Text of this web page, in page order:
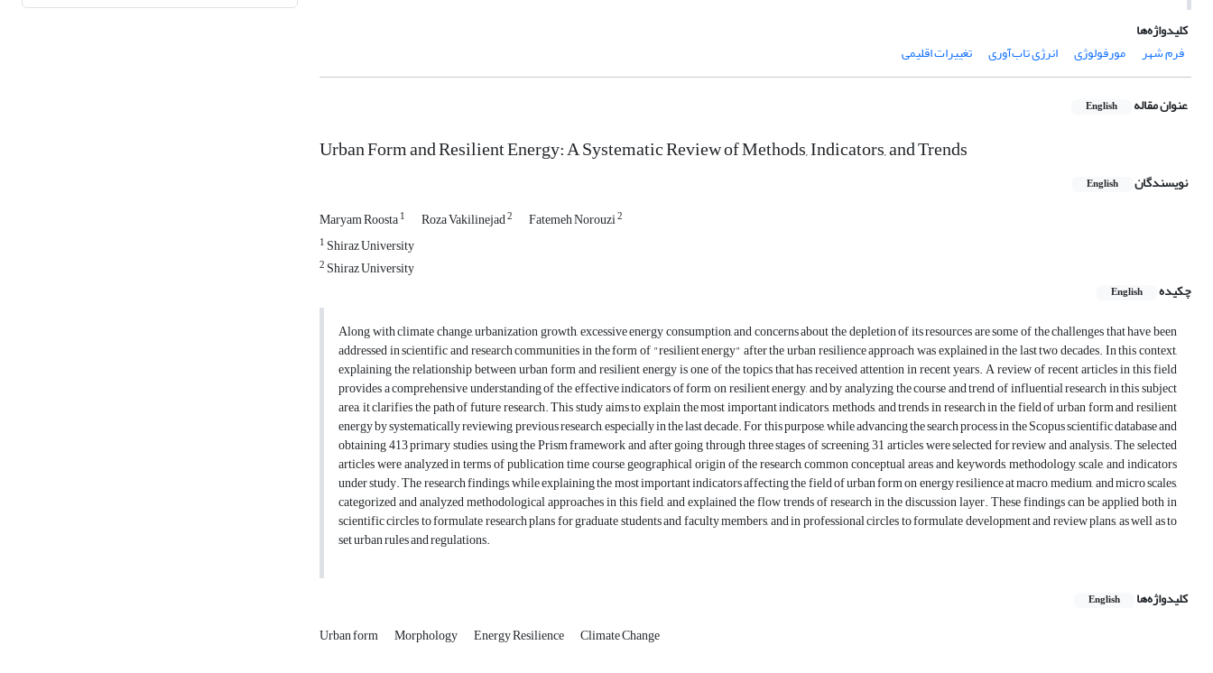
کلیدواژه‌ها
فرم شهر
مورفولوژی انرژی تاب‌آوری تغییرات اقلیمی
عنوان مقاله English
Urban Form and Resilient Energy: A Systematic Review of Methods, Indicators, and Trends
نویسندگان English
Maryam Roosta1 Roza Vakilinejad2 Fatemeh Norouzi2
1 Shiraz University
2 Shiraz University
چکیده
English
Along with climate change, urbanization growth, excessive energy consumption, and concerns about the depletion of its resources are some of the challenges that have been
addressed in scientific and research communities in the form of "resilient energy" after the urban resilience approach was explained in the last two decades. In this context,
explaining the relationship between urban form and resilient energy is one of the topics that has received attention in recent years. A review of recent articles in this field
provides a comprehensive understanding of the effective indicators of form on resilient energy, and by analyzing the course and trend of influential research in this subject
area, it clarifies the path of future research. This study aims to explain the most important indicators, methods, and trends in research in the field of urban form and resilient
energy by systematically reviewing previous research, especially in the last decade. For this purpose, while advancing the search process in the Scopus scientific database and
obtaining 413 primary studies, using the Prism framework and after going through three stages of screening, 31 articles were selected for review and analysis. The selected
articles were analyzed in terms of publication time course, geographical origin of the research, common conceptual areas and keywords, methodology, scale, and indicators
under study. The research findings, while explaining the most important indicators affecting the field of urban form on energy resilience at macro, medium, and micro scales,
categorized and analyzed methodological approaches in this field, and explained the flow trends of research in the discussion layer. These findings can be applied both in
scientific circles to formulate research plans for graduate students and faculty members, and in professional circles to formulate development and review plans, as well as to
set urban rules and regulations.
کلیدواژه‌ها English
Urban form Morphology Energy Resilience Climate Change